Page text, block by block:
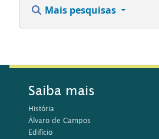
Mais pesquisas
Saiba mais
História
Álvaro de Campos
Edifício